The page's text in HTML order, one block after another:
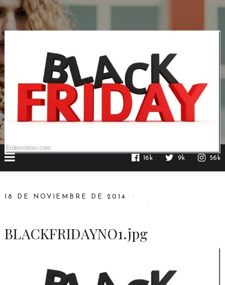
16k 9k 56k
18 DE NOVIEMBRE DE 2014
BLACKFRIDAYNO1.jpg